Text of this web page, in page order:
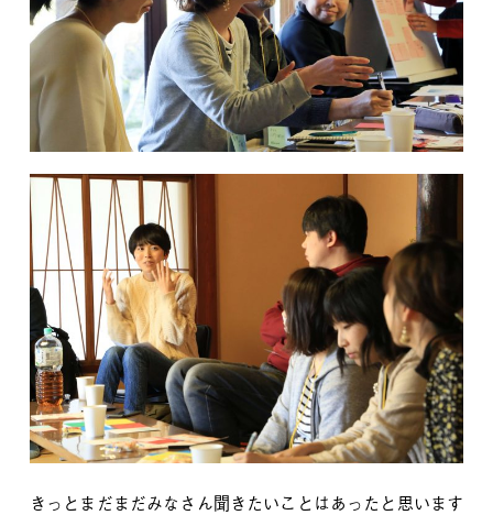
きっとまだまだみなさん聞きたいことはあったと思います